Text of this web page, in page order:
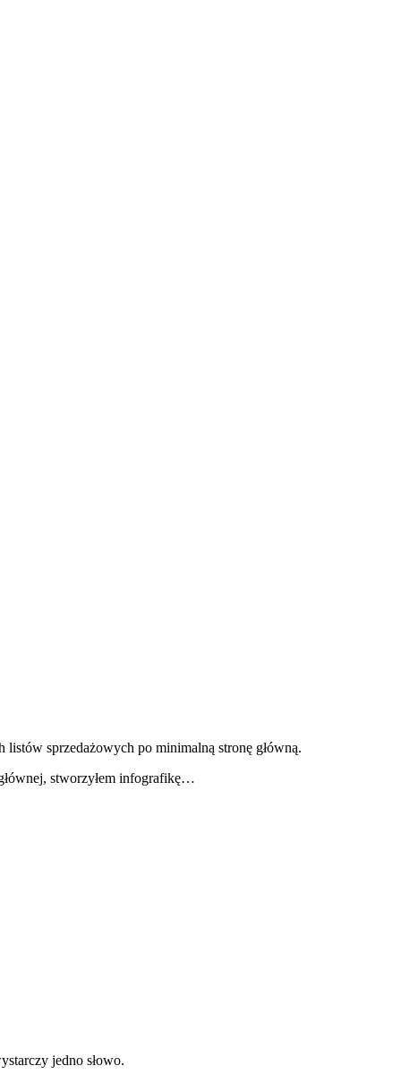
sprzedażowych po minimalną stronę główną.
stworzyłem infografikę…
jedno słowo.